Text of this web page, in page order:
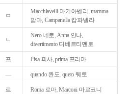
ㅁ
Macchiavelli 마키아벨리, mamma
맘마, Campanella 캄파넬라
ㄴ
Nero 네로, Anna 안나,
divertimento 디베르티멘토
프 Pisa 피사, prima 프리마
― quando 콴도, queto 퀘토
르 Roma 로마, Marconi 마르코니